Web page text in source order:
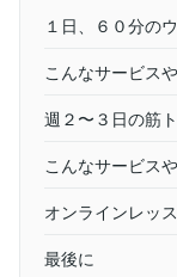
１日、６０分の
こんなサービス
週２〜３日の筋
こんなサービス
オンラインレッ
最後に